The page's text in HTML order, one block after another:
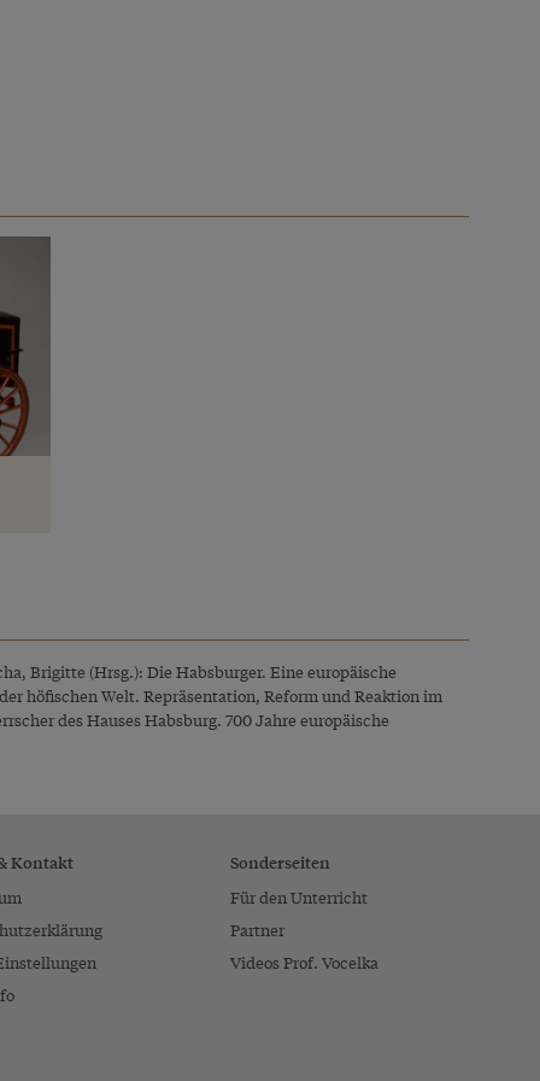
Brigitte (Hrsg.): Die Habsburger. Eine europäische
höfischen Welt. Repräsentation, Reform und Reaktion im
des Hauses Habsburg. 700 Jahre europäische
Kontakt Sonderseiten
Für den Unterricht
Partner
Videos Prof. Vocelka